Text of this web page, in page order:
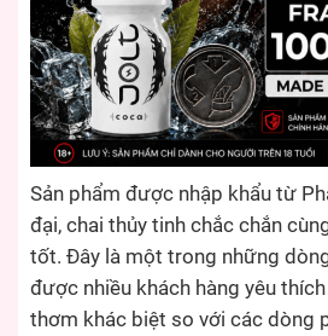
Sản phẩm được nhập khẩu từ
đại, chai thủy tinh chắc chắn
tốt. Đây là một trong những
được nhiều khách hàng yêu
thơm khác biệt so với các dòng